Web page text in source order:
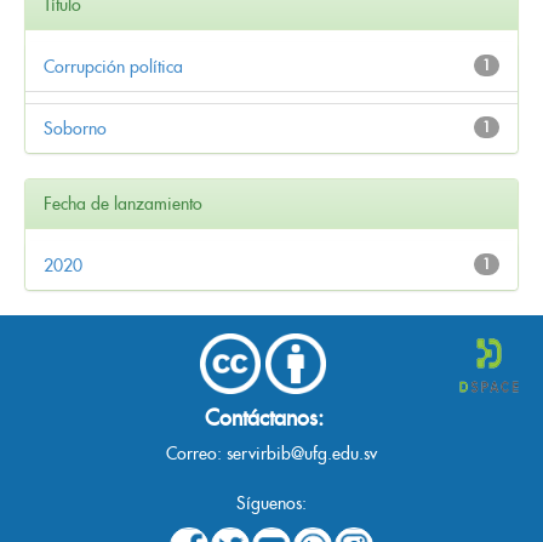
1
Corrupción política
1
Soborno
Fecha de lanzamiento
1
2020
Contáctanos:
Correo: servirbib@ufg.edu.sv
Síguenos: